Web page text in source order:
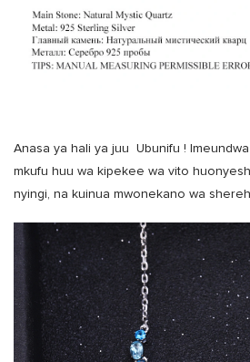
Anasa ya hali ya juu Ubunifu !
mkufu huu wa kipekee wa vito
nyingi, na kuinua mwonekano wa